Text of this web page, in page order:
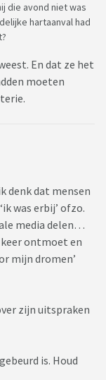
die avond niet was
hartaanval had
En dat ze het
moeten
denk dat mensen
was erbij’ ofzo.
media delen…
keer ontmoet en
mijn dromen’
zijn uitspraken
is. Houd